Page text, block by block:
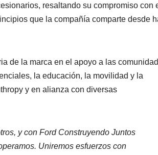
resaltando su compromiso con
que la compañía comparte desde
de la marca en el apoyo a las
la educación, la movilidad y la
y en alianza con diversas
y con Ford Construyendo Juntos
Uniremos esfuerzos con